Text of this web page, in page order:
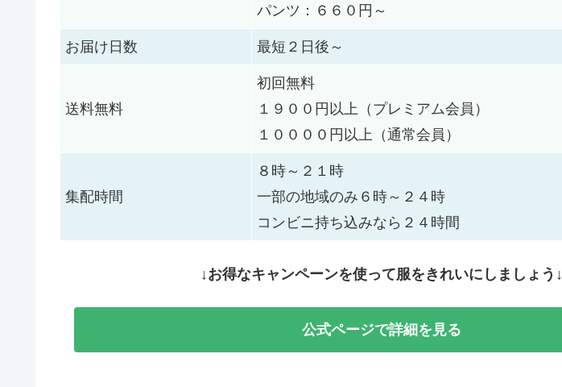
パンツ：６６０円～
お届け日数 最短２日後～
送料無料
初回無料
１９００円以上（プレミアム会員）
１００００円以上（通常会員）
集配時間
８時～２１時
一部の地域のみ６時～２４時
コンビニ持ち込みなら２４時間
↓お得なキャンペーンを使って服をきれいにしましょう↓
公式ページで詳細を見る